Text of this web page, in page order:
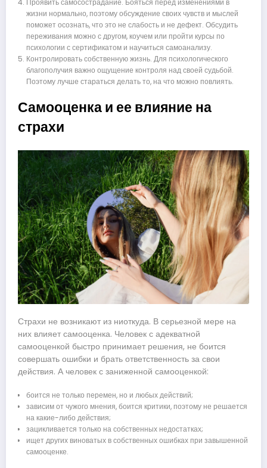
жизни нормально, поэтому обсуждение своих чувств и мыслей
поможет осознать, что это не слабость и не дефект. Обсудить
переживания можно с другом, коучем или пройти курсы по
психологии с сертификатом и научиться самоанализу.
Контролировать собственную жизнь. Для психологического
благополучия важно ощущение контроля над своей судьбой.
Поэтому лучше стараться делать то, на что можно повлиять.
Самооценка и ее влияние на
страхи
Страхи не возникают из ниоткуда. В серьезной мере на
них влияет самооценка. Человек с адекватной
самооценкой быстро принимает решения, не боится
совершать ошибки и брать ответственность за свои
действия. А человек с заниженной самооценкой:
боится не только перемен, но и любых действий;
зависим от чужого мнения, боится критики, поэтому не решается
на какие-либо действия;
зацикливается только на собственных недостатках;
ищет других виноватых в собственных ошибках при завышенной
самооценке.